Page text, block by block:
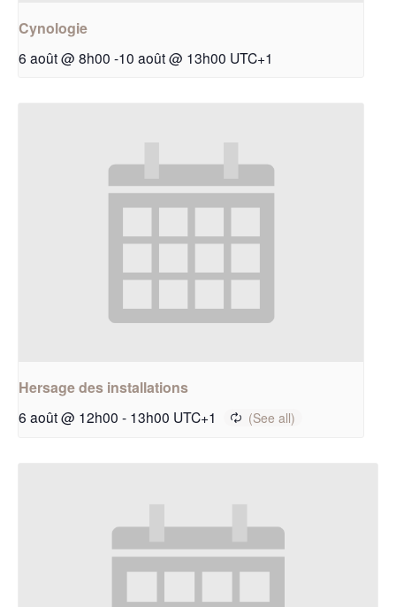
Cynologie
6 août @ 8h00 -10 août @ 13h00 UTC+1
Hersage des installations
6 août @ 12h00 - 13h00 UTC+1